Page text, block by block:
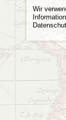
Wir